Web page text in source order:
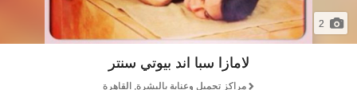
2
لامازا سبا اند بيوتي سنتر
مراكز تجميل وعناية بالبشرة, القاهرة